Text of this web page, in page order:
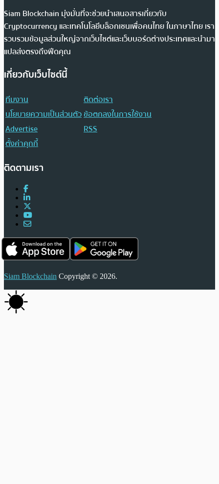
Siam Blockchain มุ่งมั่นที่จะช่วยนำเสนอสารเกี่ยวกับ
Cryptocurrency และเทคโนโลยีบล็อกเชนเพื่อคนไทย ในภาษาไทย เรา
รวบรวมข้อมูลส่วนใหญ่จากเว็บไซต์และเว็บบอร์ดต่างประเทศและนำมา
แปลส่งตรงถึงฟีดคุณ
เกี่ยวกับเว็บไซต์นี้
ทีมงาน
ติดต่อเรา
นโยบายความเป็นส่วนตัวข้อตกลงในการใช้งาน
Advertise
RSS
ตั้งค่าคุกกี้
ติดตามเรา
Siam Blockchain Copyright © 2026.